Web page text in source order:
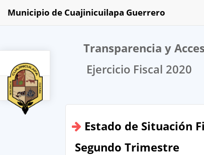
2020
Municipio de Cuajinicuilapa Guerrero
Transparencia y
Ejercicio Fiscal 2020
Estado de Situación
Segundo Trimestre